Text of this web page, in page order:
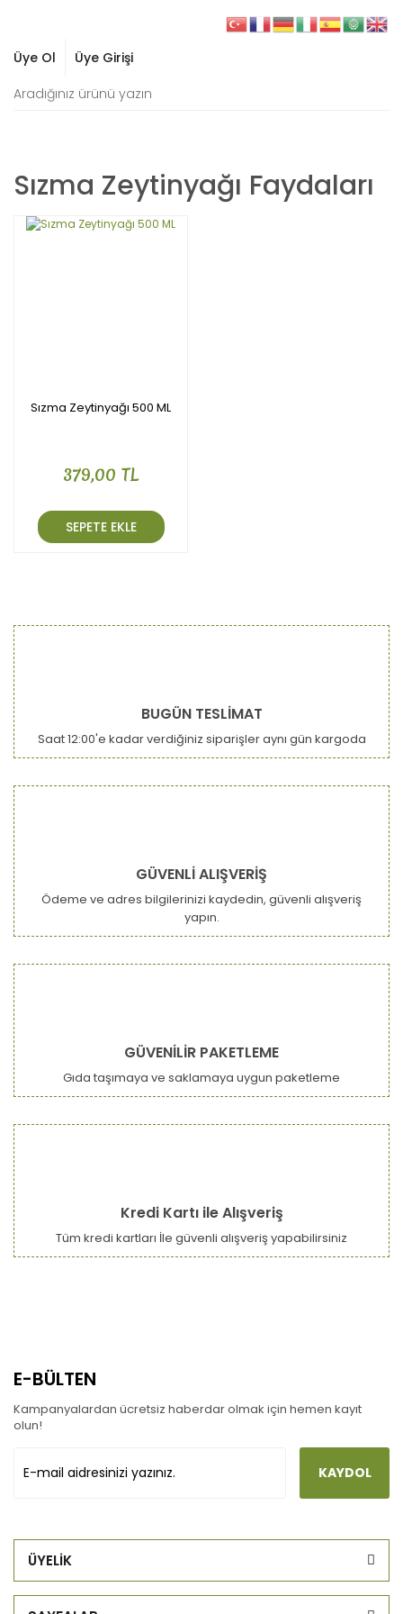
Üye Ol Üye Girişi
Sızma Zeytinyağı Faydaları
Sızma Zeytinyağı 500 ML
379,00 TL
SEPETE EKLE
BUGÜN TESLİMAT
Saat 12:00'e kadar verdiğiniz siparişler aynı gün kargoda
GÜVENLİ ALIŞVERİŞ
Ödeme ve adres bilgilerinizi kaydedin, güvenli alışveriş
yapın.
GÜVENİLİR PAKETLEME
Gıda taşımaya ve saklamaya uygun paketleme
Kredi Kartı ile Alışveriş
Tüm kredi kartları İle güvenli alışveriş yapabilirsiniz
E-BÜLTEN
Kampanyalardan ücretsiz haberdar olmak için hemen kayıt
olun!
KAYDOL
ÜYELİK